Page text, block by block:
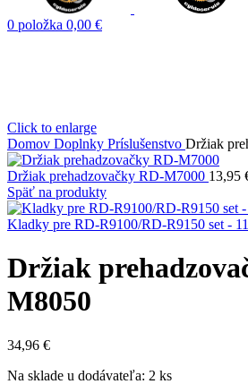
0 položka 0,00 €
Click to enlarge
Domov Doplnky Príslušenstvo Držiak
Držiak prehadzovačky RD-M7000 13,95
Späť na produkty
Kladky pre RD-R9100/RD-R9150 set -
Držiak
M8050
34,96 €
Na sklade u dodávateľa: 2 ks